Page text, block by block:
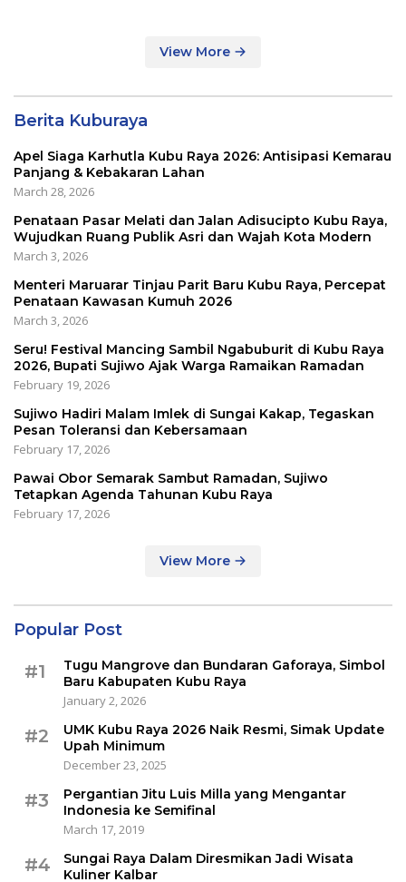
View More
Berita Kuburaya
Apel Siaga Karhutla Kubu Raya 2026: Antisipasi Kemarau
Panjang & Kebakaran Lahan
March 28, 2026
Penataan Pasar Melati dan Jalan Adisucipto Kubu Raya,
Wujudkan Ruang Publik Asri dan Wajah Kota Modern
March 3, 2026
Menteri Maruarar Tinjau Parit Baru Kubu Raya, Percepat
Penataan Kawasan Kumuh 2026
March 3, 2026
Seru! Festival Mancing Sambil Ngabuburit di Kubu Raya
2026, Bupati Sujiwo Ajak Warga Ramaikan Ramadan
February 19, 2026
Sujiwo Hadiri Malam Imlek di Sungai Kakap, Tegaskan
Pesan Toleransi dan Kebersamaan
February 17, 2026
Pawai Obor Semarak Sambut Ramadan, Sujiwo
Tetapkan Agenda Tahunan Kubu Raya
February 17, 2026
View More
Popular Post
#1
Tugu Mangrove dan Bundaran Gaforaya, Simbol
Baru Kabupaten Kubu Raya
January 2, 2026
#2
UMK Kubu Raya 2026 Naik Resmi, Simak Update
Upah Minimum
December 23, 2025
#3
Pergantian Jitu Luis Milla yang Mengantar
Indonesia ke Semifinal
March 17, 2019
#4
Sungai Raya Dalam Diresmikan Jadi Wisata
Kuliner Kalbar